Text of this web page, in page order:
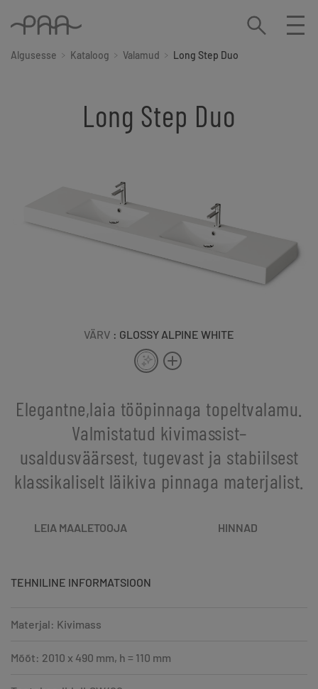
Algusesse Kataloog Valamud Long Step Duo
Long Step Duo
VÄRV : GLOSSY ALPINE WHITE
Elegantne,laia tööpinnaga topeltvalamu.
Valmistatud kivimassist–
usaldusväärsest, tugevast ja stabiilsest
klassikaliselt läikiva pinnaga materjalist.
LEIA MAALETOOJA HINNAD
TEHNILINE INFORMATSIOON
Materjal: Kivimass
Mõõt: 2010 x 490 mm, h = 110 mm